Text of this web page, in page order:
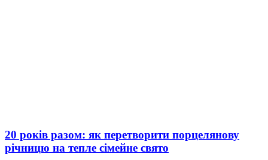
20 років разом: як перетворити порцелянову
річницю на тепле сімейне свято